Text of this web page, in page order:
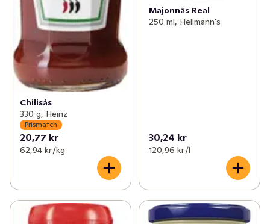
Chilisås
330 g, Heinz
Prismatch
20,77 kr
62,94 kr /kg
Majonnäs Real
250 ml, Hellmann's
30,24 kr
120,96 kr /l